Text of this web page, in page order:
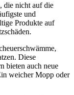
, die nicht auf die
und
Produkte auf
Diese
bieten auch neue
weicher Mopp oder